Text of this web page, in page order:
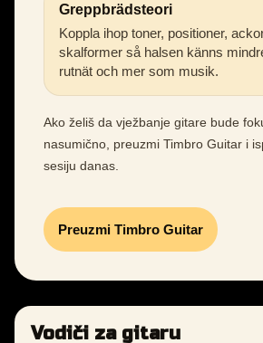
Greppbrädsteori
Koppla ihop toner, positioner,
skalformer så halsen känns
rutnät och mer som musik.
Ako želiš da vježbanje gitare bude
nasumično, preuzmi Timbro Guitar i
sesiju danas.
Preuzmi Timbro Guitar
Vodiči za gitaru